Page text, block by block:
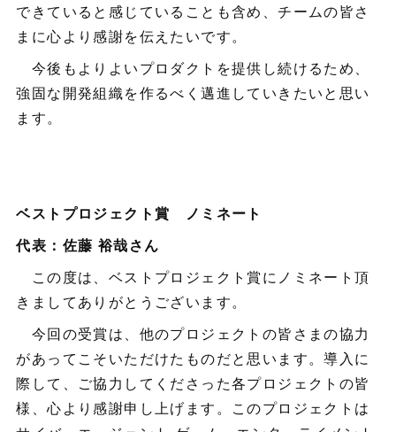
できていると感じていることも含め、チームの皆さ
まに心より感謝を伝えたいです。
今後もよりよいプロダクトを提供し続けるため、
強固な開発組織を作るべく邁進していきたいと思い
ます。
ベストプロジェクト賞 ノミネート
代表：佐藤 裕哉さん
この度は、ベストプロジェクト賞にノミネート頂
きましてありがとうございます。
今回の受賞は、他のプロジェクトの皆さまの協力
があってこそいただけたものだと思います。導入に
際して、ご協力してくださった各プロジェクトの皆
様、心より感謝申し上げます。このプロジェクトは